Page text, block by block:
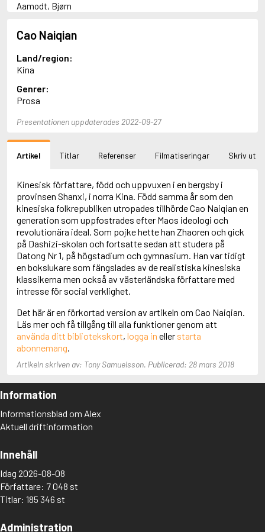
Aamodt, Bjørn
Abbey, Kieran
Abbot, Anthony
Abbott, John
Abbott, Megan
Abdel-Fattah, Randa
Abdolah, Kader
Abé, Kobo
Abele, Inga
Aboulela, Leila
Abrahams, Peter (f. 1947)
Abrahamson, Emmy
Abse, Dannie
Abu-Jaber, Diana
Abulhawa, Susan
Aburas, Lone
Achebe, Chinua
Achmatova, Anna
Aciman, André
Ackebo, Lena
Ackroyd, Peter
Adam de la Halle
Adamov, Arthur
Adams, Douglas
Adams, Herbert
Adams, Richard
Adbåge, Emma
Adbåge, Lisen
Adelborg, Ottilia
Adichie, Chimamanda Ngozi
Adler-Olsen, Jussi
Adnan, Etel
Adolfsson, Eva
Adolfsson, Evert
Adolfsson, Josefine
Cao Naiqian
Land/region:
Kina
Genrer:
Prosa
Presentationen uppdaterades 2022-09-27
Artikel Titlar Referenser Filmatiseringar Skriv ut
Kinesisk författare, född och uppvuxen i en bergsby i
provinsen Shanxi, i norra Kina. Född samma år som den
kinesiska folkrepubliken utropades tillhörde Cao Naiqian en
generation som uppfostrades efter Maos ideologi och
revolutionära ideal. Som pojke hette han Zhaoren och gick
på Dashizi-skolan och fortsatte sedan att studera på
Datong Nr 1, på högstadium och gymnasium. Han var tidigt
en bokslukare som fängslades av de realistiska kinesiska
klassikerna men också av västerländska författare med
intresse för social verklighet.
Det här är en förkortad version av artikeln om Cao Naiqian.
Läs mer och få tillgång till alla funktioner genom att
använda ditt bibliotekskort, logga in eller starta
abonnemang.
Artikeln skriven av: Tony Samuelsson. Publicerad: 28 mars 2018
Information
Informationsblad om Alex
Aktuell driftinformation
Innehåll
Idag 2026-08-08
Författare: 7 048 st
Titlar: 185 346 st
Administration